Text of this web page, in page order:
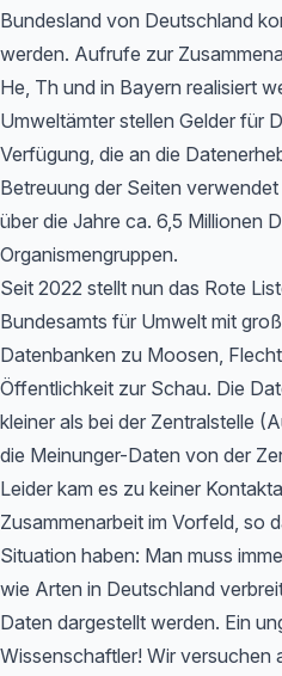
Bundesland von Deutschland
werden. Aufrufe zur
He, Th und in Bayern realisiert
Umweltämter stellen Gelder für
Verfügung, die an die
Betreuung der Seiten
über die Jahre ca. 6,5 Millionen
Organismengruppen.
Seit 2022 stellt nun das Rote
Bundesamts für Umwelt mit
Datenbanken zu Moosen,
Öffentlichkeit zur Schau. Die
kleiner als bei der Zentralstelle
die Meinunger-Daten von der
Leider kam es zu keiner
Zusammenarbeit im Vorfeld, so
Situation haben: Man muss
wie Arten in Deutschland
Daten dargestellt werden. Ein
Wissenschaftler! Wir versuchen